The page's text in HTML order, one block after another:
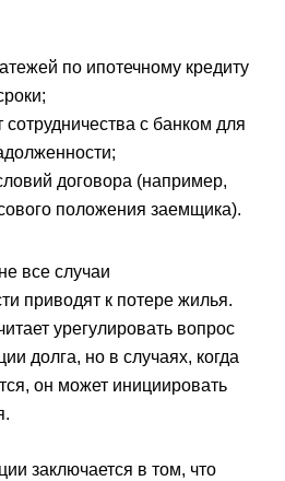
по ипотечному кредиту
с банком для
договора (например,
положения заемщика).
все случаи
приводят к потере жилья.
урегулировать вопрос
долга, но в случаях, когда
он может инициировать
заключается в том, что